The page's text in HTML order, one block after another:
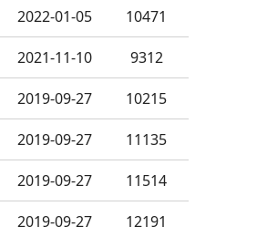
2022-01-05 10471
2021-11-10 9312
2019-09-27 10215
2019-09-27 11135
2019-09-27 11514
2019-09-27 12191